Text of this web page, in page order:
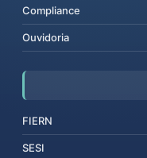
Compliance
Ouvidoria
FIERN
SESI